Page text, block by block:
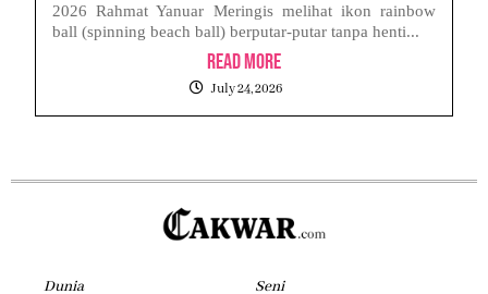
2026 Rahmat Yanuar Meringis melihat ikon rainbow
ball (spinning beach ball) berputar-putar tanpa henti...
Read More
July 24, 2026
Dunia Seni